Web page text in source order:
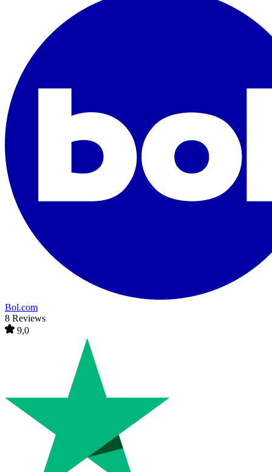
Bol.com
8 Reviews
9,0